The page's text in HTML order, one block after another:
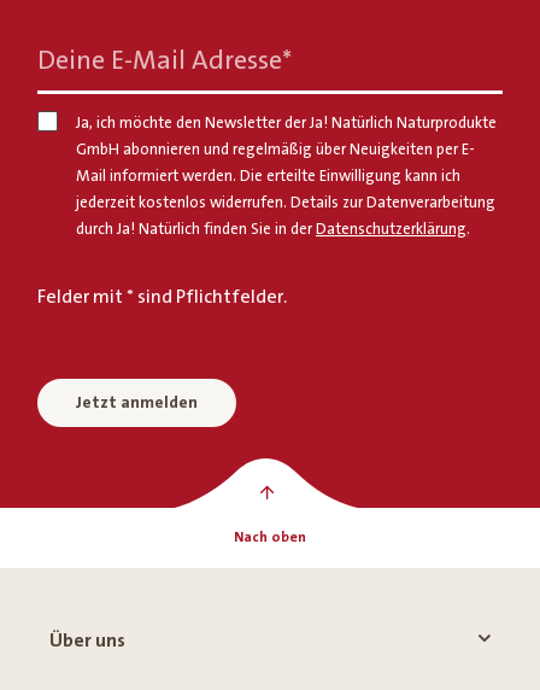
Deine E-Mail Adresse*
Ja, ich möchte den Newsletter der Ja! Natürlich Naturprodukte
GmbH abonnieren und regelmäßig über Neuigkeiten per E-
Mail informiert werden. Die erteilte Einwilligung kann ich
jederzeit kostenlos widerrufen. Details zur Datenverarbeitung
durch Ja! Natürlich finden Sie in der Datenschutzerklärung.
Felder mit * sind Pflichtfelder.
Jetzt anmelden
Nach oben
Über uns